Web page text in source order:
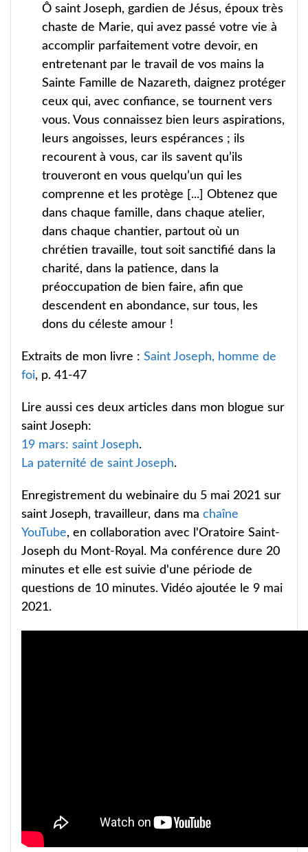
Ô saint Joseph, gardien de Jésus, époux très
chaste de Marie, qui avez passé votre vie à
accomplir parfaitement votre devoir, en
entretenant par le travail de vos mains la
Sainte Famille de Nazareth, daignez protéger
ceux qui, avec confiance, se tournent vers
vous. Vous connaissez bien leurs aspirations,
leurs angoisses, leurs espérances ; ils
recourent à vous, car ils savent qu’ils
trouveront en vous quelqu’un qui les
comprenne et les protège [...] Obtenez que
dans chaque famille, dans chaque atelier,
dans chaque chantier, partout où un
chrétien travaille, tout soit sanctifié dans la
charité, dans la patience, dans la
préoccupation de bien faire, afin que
descendent en abondance, sur tous, les
dons du céleste amour !
Extraits de mon livre : Saint Joseph, homme de
foi, p. 41-47
Lire aussi ces deux articles dans mon blogue sur
saint Joseph:
19 mars: saint Joseph.
La paternité de saint Joseph.
Enregistrement du webinaire du 5 mai 2021 sur
saint Joseph, travailleur, dans ma chaîne
YouTube, en collaboration avec l'Oratoire Saint-
Joseph du Mont-Royal. Ma conférence dure 20
minutes et elle est suivie d'une période de
questions de 10 minutes. Vidéo ajoutée le 9 mai
2021.